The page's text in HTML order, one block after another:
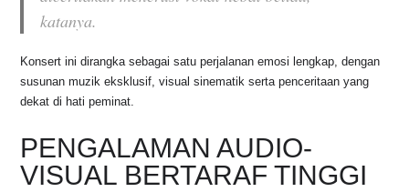
katanya.
Konsert ini dirangka sebagai satu perjalanan emosi lengkap, dengan
susunan muzik eksklusif, visual sinematik serta penceritaan yang
dekat di hati peminat.
PENGALAMAN AUDIO-
VISUAL BERTARAF TINGGI